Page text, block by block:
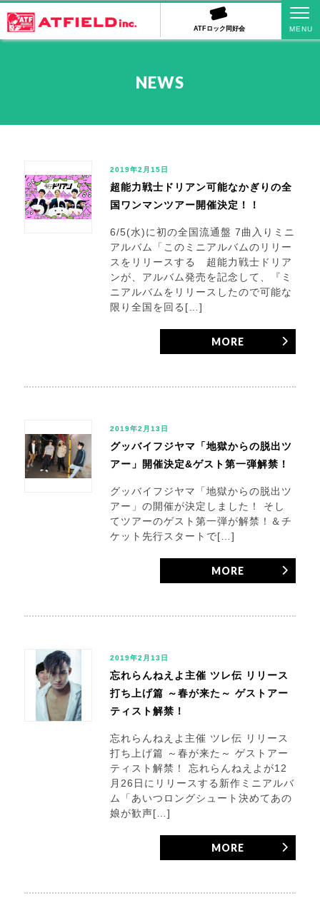
ATFロック同好会
NEWS
2019年2月15日
超能力戦士ドリアン可能なかぎりの全
国ワンマンツアー開催決定！！
6/5(水)に初の全国流通盤 7曲入りミニ
アルバム「このミニアルバムのリリー
スをリリースする 超能力戦士ドリア
ンが、アルバム発売を記念して、『ミ
ニアルバムをリリースしたので可能な
限り全国を回る[…]
MORE
2019年2月13日
グッバイフジヤマ「地獄からの脱出ツ
アー」開催決定&ゲスト第一弾解禁！
グッバイフジヤマ「地獄からの脱出ツ
アー」の開催が決定しました！ そし
てツアーのゲスト第一弾が解禁！＆チ
ケット先行スタートで[…]
MORE
2019年2月13日
忘れらんねえよ主催 ツレ伝 リリース
打ち上げ篇 ～春が来た～ ゲストアー
ティスト解禁！
忘れらんねえよ主催 ツレ伝 リリース
打ち上げ篇 ～春が来た～ ゲストアー
ティスト解禁！ 忘れらんねえよが12
月26日にリリースする新作ミニアルバ
ム「あいつロングシュート決めてあの
娘が歓声[…]
MORE